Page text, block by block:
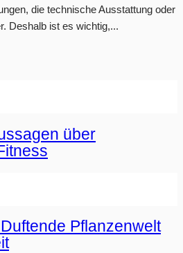
die technische Ausstattung oder
Deshalb ist es wichtig,...
über
Pflanzenwelt